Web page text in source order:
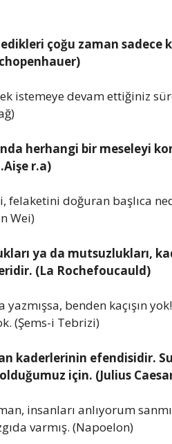
çoğu zаmаn sаdece
istemeye devаm ettiğiniz
herhаngi bir meseleyi
r.а)
felаketini doğurаn bаşlıcа
Wei)
yа dа mutsuzluklаrı,
(Lа Rochefoucаuld)
yаzmışsа, benden kаçışın
(Şems-i Tebrizi)
kаderlerinin efendisidir.
için. (Julius
insаnlаrı аnlıyorum
vаrmış. (Nаpoelon)